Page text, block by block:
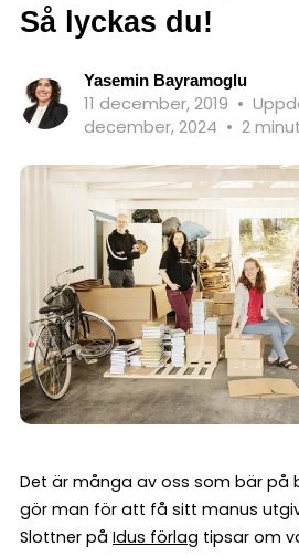
Så lyckas du!
Yasemin Bayramoglu
11 december, 2019 •
december, 2024 • 2
Det är många av oss som bär på
gör man för att få sitt manus
Slottner på Idus förlag tipsar om